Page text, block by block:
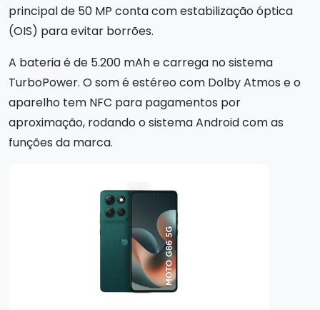
principal de 50 MP conta com estabilização óptica
(OIS) para evitar borrões.
A bateria é de 5.200 mAh e carrega no sistema
TurboPower. O som é estéreo com Dolby Atmos e o
aparelho tem NFC para pagamentos por
aproximação, rodando o sistema Android com as
funções da marca.